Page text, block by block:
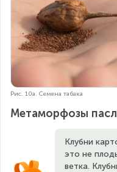
Рис. 10а. Семена
Метаморфозы
Клубни
это не
ветка.